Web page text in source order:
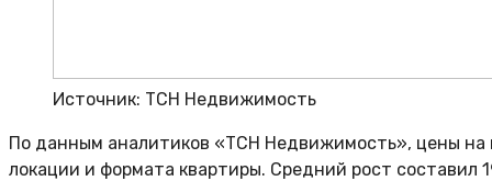
Источник: ТСН Недвижимость
По данным аналитиков «ТСН Недвижимость», цены на
локации и формата квартиры. Средний рост составил